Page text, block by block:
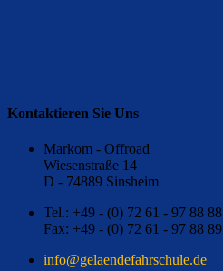
Kontaktieren Sie Uns
Markom - Offroad
Wiesenstraße 14
D - 74889 Sinsheim
Tel.: +49 - (0) 72 61 - 97 88 88
Fax: +49 - (0) 72 61 - 97 88 89
ed.eluhcsrhafednealeg@ofni